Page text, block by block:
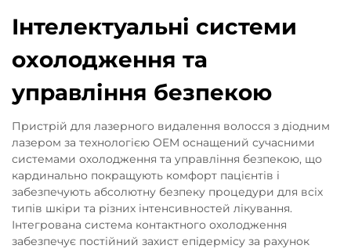
Інтелектуальні системи
охолодження та
управління безпекою
Пристрій для лазерного видалення волосся з діодним
лазером за технологією OEM оснащений сучасними
системами охолодження та управління безпекою, що
кардинально покращують комфорт пацієнтів і
забезпечують абсолютну безпеку процедури для всіх
типів шкіри та різних інтенсивностей лікування.
Інтегрована система контактного охолодження
забезпечує постійний захист епідермісу за рахунок